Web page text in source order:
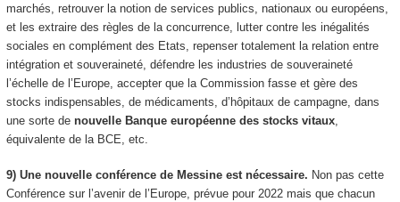
marchés, retrouver la notion de services publics, nationaux ou européens,
et les extraire des règles de la concurrence, lutter contre les inégalités
sociales en complément des Etats, repenser totalement la relation entre
intégration et souveraineté, défendre les industries de souveraineté
l’échelle de l’Europe, accepter que la Commission fasse et gère des
stocks indispensables, de médicaments, d’hôpitaux de campagne, dans
une sorte de nouvelle Banque européenne des stocks vitaux,
équivalente de la BCE, etc.
9) Une nouvelle conférence de Messine est nécessaire. Non pas cette
Conférence sur l’avenir de l’Europe, prévue pour 2022 mais que chacun